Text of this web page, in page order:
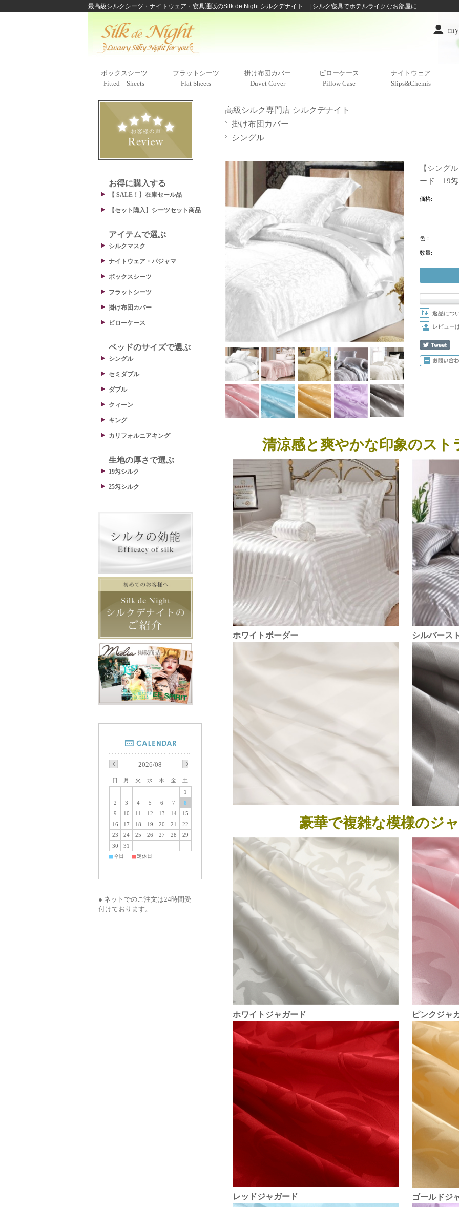
最高級シルクシーツ・ナイトウェア・寝具通販のSilk de Night シルクデナイト | シルク寝具でホテルライクなお部屋に
ボックスシーツ
Fitted Sheets
フラットシーツ
Flat Sheets
掛け布団カバー
Duvet Cover
ピローケース
Pillow Case
ナイトウェア
Slips&Chemis
高級シルク専門店 シルクデナイト
掛け布団カバー
シングル
【シング
ード｜19
価格:
色：
数量:
返品につ
レビュー
清涼感と爽やかな印象のスト
ホワイトボーダー シルバース
豪華で複雑な模様のジ
ホワイトジャガード ピンクジャ
レッドジャガード ゴールドジ
お得に購入する
【 SALE！】在庫セール品
【セット購入】シーツセット商品
アイテムで選ぶ
シルクマスク
ナイトウェア・パジャマ
ボックスシーツ
フラットシーツ
掛け布団カバー
ピローケース
ベッドのサイズで選ぶ
シングル
セミダブル
ダブル
クィーン
キング
カリフォルニアキング
生地の厚さで選ぶ
19匁シルク
25匁シルク
2026/08
日 月 火 水 木 金
土
1
2
3 4 5 6 7
8
9
10 11 12 13 14
15
16
17 18 19 20 21
22
23
24 25 26 27 28
29
30
31
■今日 ■定休日
● ネットでのご注文は24時間受
付けております。